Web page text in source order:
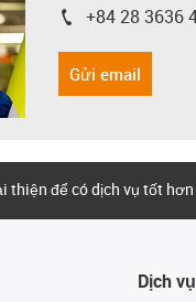
igus-icon-phone
+84 28 3636
Gửi email
để có dịch vụ tốt hơn
Dịch vụ